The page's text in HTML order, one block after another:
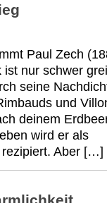
Paul Zech
nur schwer
seine
und
deinem
wird er als
rezipiert. Aber […]